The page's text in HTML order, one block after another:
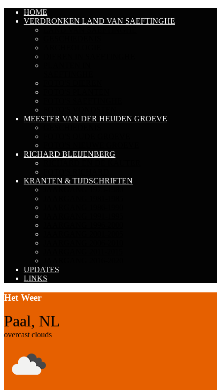
HOME
VERDRONKEN LAND VAN SAEFTINGHE
MEESTER VAN DER HEIJDEN GROEVE
RICHARD BLEIJENBERG
KRANTEN & TIJDSCHRIFTEN
UPDATES
LINKS
Het Weer
Paal, NL
overcast clouds